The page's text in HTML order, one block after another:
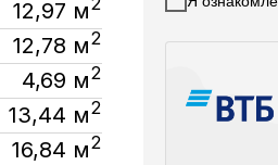
12,97 м
12,78 м2
4,69 м2
13,44 м2
16,84 м2